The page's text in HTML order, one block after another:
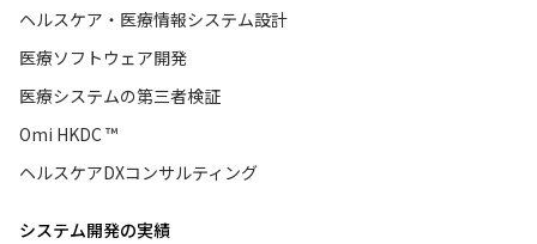
ヘルスケア・医療情報システム設計
医療ソフトウェア開発
医療システムの第三者検証
Omi HKDC ™
ヘルスケアDXコンサルティング
システム開発の実績